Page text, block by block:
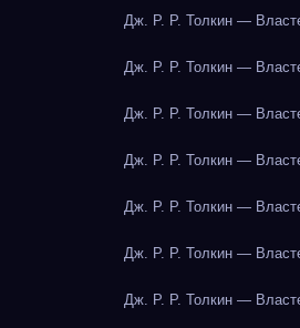
Дж. Р. Р. Толкин —
Дж. Р. Р. Толкин —
Дж. Р. Р. Толкин —
Дж. Р. Р. Толкин —
Дж. Р. Р. Толкин —
Дж. Р. Р. Толкин —
Дж. Р. Р. Толкин —